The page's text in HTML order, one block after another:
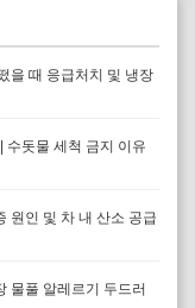
을 때 응급처치 및 냉장
수돗물 세척 금지 이유
원인 및 차 내 산소 공급
물풀 알레르기 두드러